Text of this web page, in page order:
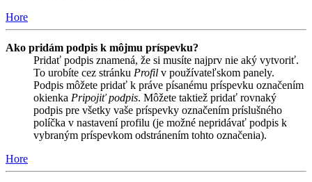
Hore
Ako pridám podpis k môjmu príspevku?
Pridať podpis znamená, že si musíte najprv nie aký vytvoriť.
To urobíte cez stránku Profil v používateľskom panely.
Podpis môžete pridať k práve písanému príspevku označením
okienka Pripojiť podpis. Môžete taktiež pridať rovnaký
podpis pre všetky vaše príspevky označením príslušného
políčka v nastavení profilu (je možné nepridávať podpis k
vybraným príspevkom odstránením tohto označenia).
Hore